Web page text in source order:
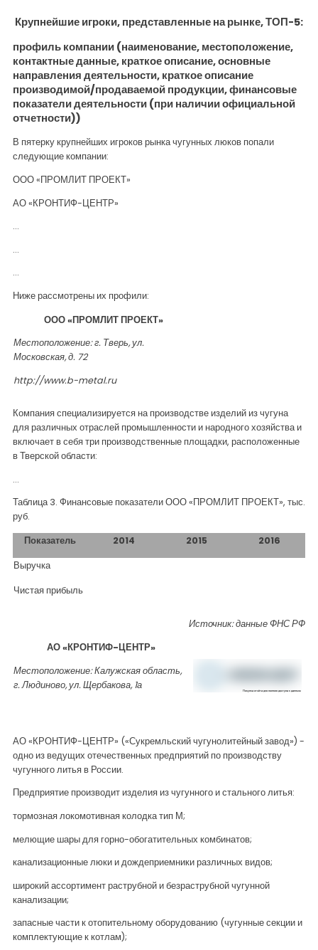
Крупнейшие игроки, представленные на рынке, ТОП-5:
профиль компании (наименование, местоположение,
контактные данные, краткое описание, основные
направления деятельности, краткое описание
производимой/продаваемой продукции, финансовые
показатели деятельности (при наличии официальной
отчетности))
В пятерку крупнейших игроков рынка чугунных люков попали
следующие компании:
ООО «ПРОМЛИТ ПРОЕКТ»
АО «КРОНТИФ-ЦЕНТР»
…
…
…
Ниже рассмотрены их профили:
ООО «ПРОМЛИТ ПРОЕКТ»
Местоположение: г. Тверь, ул.
Московская, д. 72
http://www.b-metal.ru
Компания специализируется на производстве изделий из чугуна
для различных отраслей промышленности и народного хозяйства и
включает в себя три производственные площадки, расположенные
в Тверской области:
…
Таблица 3. Финансовые показатели ООО «ПРОМЛИТ ПРОЕКТ», тыс.
руб.
Показатель
2014 2015 2016
Выручка
Чистая прибыль
Источник: данные ФНС РФ
АО «КРОНТИФ-ЦЕНТР»
Местоположение: Калужская область,
г. Людиново, ул. Щербакова, 1а
АО «КРОНТИФ-ЦЕНТР» («Сукремльский чугунолитейный завод») -
одно из ведущих отечественных предприятий по производству
чугунного литья в России.
Предприятие производит изделия из чугунного и стального литья:
тормозная локомотивная колодка тип М;
мелющие шары для горно-обогатительных комбинатов;
канализационные люки и дождеприемники различных видов;
широкий ассортимент раструбной и безраструбной чугунной
канализации;
запасные части к отопительному оборудованию (чугунные секции и
комплектующие к котлам);